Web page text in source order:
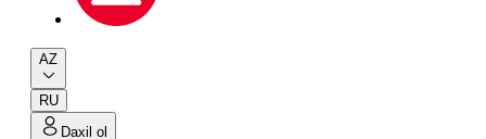
AZ
RU
Daxil ol